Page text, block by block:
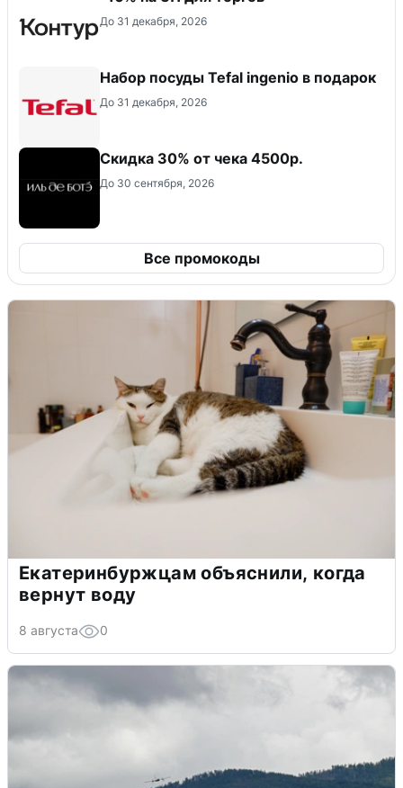
До 31 декабря, 2026
Набор посуды Tefal ingenio в подарок
До 31 декабря, 2026
Скидка 30% от чека 4500р.
До 30 сентября, 2026
Все промокоды
Екатеринбуржцам объяснили, когда
вернут воду
8 августа 0